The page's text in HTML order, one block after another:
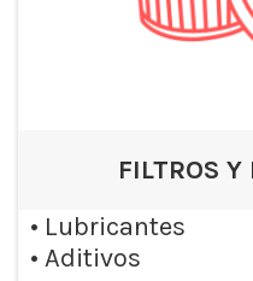
FILTROS
• Lubricantes
• Aditivos